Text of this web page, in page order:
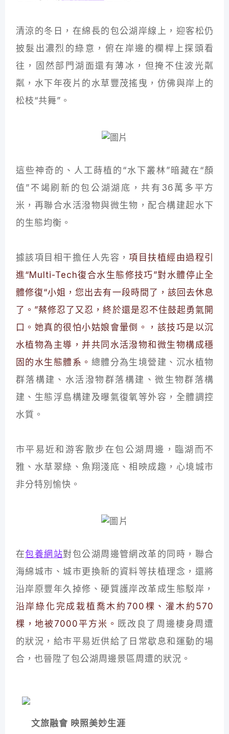
清涼的冬日，在綿長的包公湖岸線上，迎客松仍
披髮出濃烈的綠意，俯在岸邊的欄桿上探頭看
往，固然部門湖面還有薄冰，但掩不住波光粼
粼，水下年夜片的水草豐茂搖曳，仿佛與岸上的
松枝“共舞”。
這些神奇的、人工蒔植的“水下叢林”暗藏在“顏
值”不竭刷新的包公湖湖底，共有36萬多平方
米，再聯合水活潑物與微生物，配合構建起水下
的生態均衡。
據該項目相干擔任人先容，項目扶植經由過程引
進“Multi-Tech復合水生態修技巧”對水體停止全
體修復“小姐，您出去有一段時間了，該回去休息
了。”蔡修忍了又忍，終於還是忍不住鼓起勇氣開
口。她真的很怕小姑娘會暈倒。，該技巧是以沉
水植物為主導，并共同水活潑物和微生物構成穩
固的水生態體系。 總體分為生境營建、沉水植物
群落構建、水活潑物群落構建、微生物群落構
建、生態浮島構建及曝氣復氧等外容，全體調控
水質。
市平易近和游客散步在包公湖周邊，臨湖而不
雅、水草翠綠、魚翔淺底、相映成趣，心境城市
非分特別愉快。
在包養網站對包公湖周邊管網改革的同時，聯合
海綿城市、城市更換新的資料等扶植理念，還將
沿岸原豐年久掉修、硬質護岸改革成生態駁岸，
沿岸綠化完成栽植喬木約700棵、灌木約570
棵，地被7000平方米。 既改良了周邊棲身周遭
的狀況，給市平易近供給了日常歇息和運動的場
合，也晉陞了包公湖周邊景區周遭的狀況。
文旅融會 映照美妙生涯